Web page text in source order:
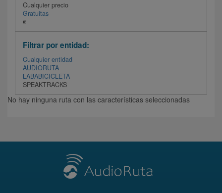
Cualquier precio
Gratuitas
€
Filtrar por entidad:
Cualquier entidad
AUDIORUTA
LABABICICLETA
SPEAKTRACKS
No hay ninguna ruta con las características seleccionadas